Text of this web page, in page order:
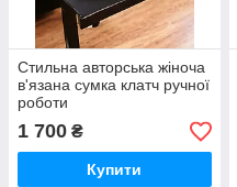
Стильна авторська жіноча
в'язана сумка клатч ручної
роботи
1 700 ₴
Купити